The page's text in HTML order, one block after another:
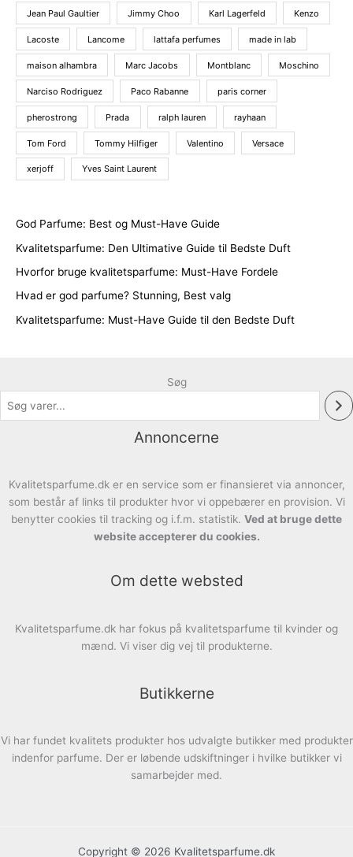
Jean Paul Gaultier Jimmy Choo Karl Lagerfeld Kenzo
Lacoste Lancome lattafa perfumes made in lab
maison alhambra Marc Jacobs Montblanc Moschino
Narciso Rodriguez Paco Rabanne paris corner
pherostrong Prada ralph lauren rayhaan
Tom Ford Tommy Hilfiger Valentino Versace
xerjoff Yves Saint Laurent
God Parfume: Best og Must-Have Guide
Kvalitetsparfume: Den Ultimative Guide til Bedste Duft
Hvorfor bruge kvalitetsparfume: Must-Have Fordele
Hvad er god parfume? Stunning, Best valg
Kvalitetsparfume: Must-Have Guide til den Bedste Duft
Søg
Annoncerne
Kvalitetsparfume.dk er en service som er finansieret via annoncer,
som består af links til produkter hvor vi oppebærer en provision. Vi
benytter cookies til tracking og i.f.m. statistik. Ved at bruge dette
website accepterer du cookies.
Om dette websted
Kvalitetsparfume.dk har fokus på kvalitetsparfume til kvinder og
mænd. Vi viser dig vej til produkterne.
Butikkerne
Vi har fundet kvalitets produkter hos udvalgte butikker med produkter
indenfor parfume. Der er løbende udskiftninger i hvilke butikker vi
samarbejder med.
Copyright © 2026 Kvalitetsparfume.dk